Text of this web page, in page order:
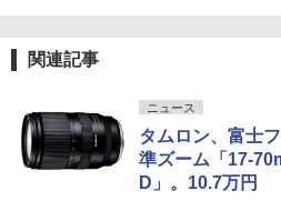
関連記事
ニュース
タムロン、富士
準ズーム「17-
D」。10.7万円